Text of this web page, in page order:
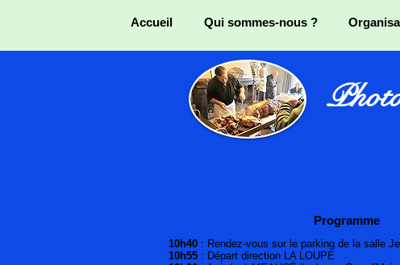
Accueil Qui sommes-nous ?
Programme
10h40 : Rendez-vous sur le parking de la salle
10h55 : Départ direction LA LOUPE